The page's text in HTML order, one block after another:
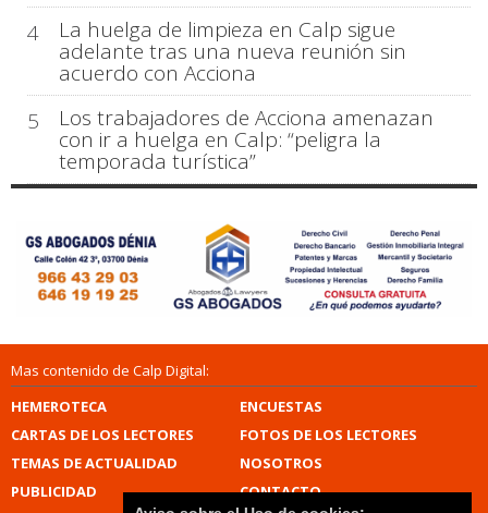
4
La huelga de limpieza en Calp sigue
adelante tras una nueva reunión sin
acuerdo con Acciona
5
Los trabajadores de Acciona amenazan
con ir a huelga en Calp: “peligra la
temporada turística”
Mas contenido de Calp Digital:
HEMEROTECA
ENCUESTAS
CARTAS DE LOS LECTORES
FOTOS DE LOS LECTORES
TEMAS DE ACTUALIDAD
NOSOTROS
PUBLICIDAD
CONTACTO